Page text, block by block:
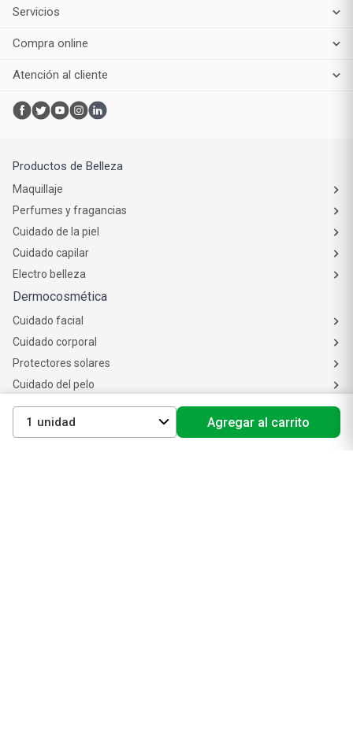
1 Agregar al carrito
Servicios
Compra online
Atención al cliente
Productos de Belleza
Maquillaje
Perfumes y fragancias
Cuidado de la piel
Cuidado capilar
Electro belleza
Dermocosmética
Cuidado facial
Cuidado corporal
Protectores solares
Cuidado del pelo
Mejores Marcas de Farmacity